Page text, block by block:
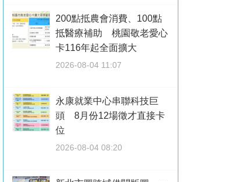
200點抵農會消費、100點
抵醫療補助 桃園敬老愛心
卡116年起全面擴大
2026-08-04 11:07
永康就業中心串聯科技巨
頭 8月份12場徵才直接卡
位
2026-08-04 08:20